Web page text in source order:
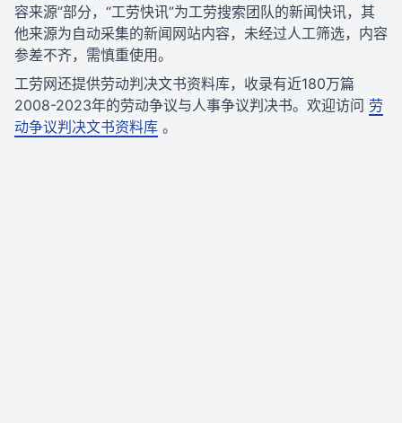
容来源”部分，“工劳快讯”为工劳搜索团队的新闻快讯，其
他来源为自动采集的新闻网站内容，未经过人工筛选，内容
参差不齐，需慎重使用。
工劳网还提供劳动判决文书资料库，收录有近180万篇
2008-2023年的劳动争议与人事争议判决书。欢迎访问 劳
动争议判决文书资料库 。